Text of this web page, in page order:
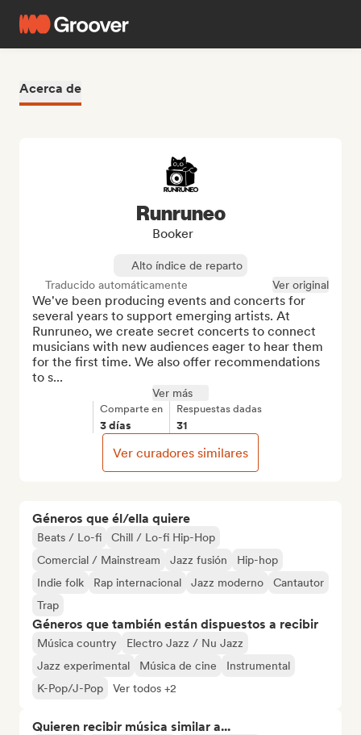
Acerca de
Géneros que él/ella quiere
Beats / Lo-fi
Chill / Lo-fi Hip-Hop
Comercial / Mainstream
Jazz fusión
Hip-hop
Indie folk
Rap internacional Jazz moderno
Cantautor
Trap
Géneros que también están dispuestos a recibir
Música country
Electro Jazz / Nu Jazz
Jazz experimental
Música de cine
Instrumental
K-Pop/J-Pop
Ver todos +2
Quieren recibir música similar a...
Runruneo
Booker
Alto índice de reparto
Traducido automáticamente
Ver original
We've been producing events and concerts for
several years to support emerging artists. At
Runruneo, we create secret concerts to connect
musicians with new audiences eager to hear them
for the first time. We also offer recommendations
to s...
Ver más
Comparte en
3 días
Respuestas dadas
31
Ver curadores similares